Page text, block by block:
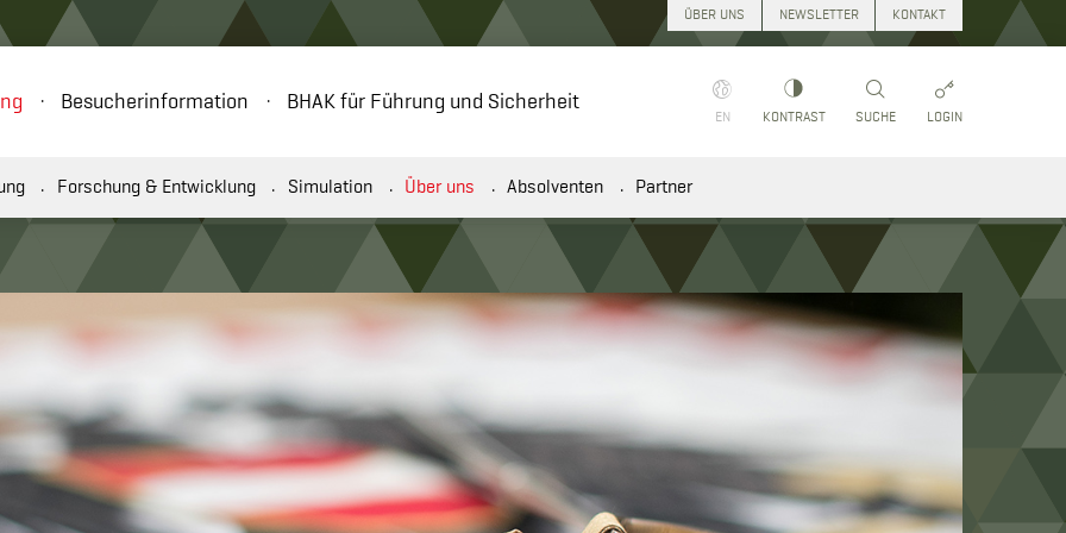
Besucherinformation BHAK für Führung und Sicherheit
EN KONTRAST SUCHE LOGIN
ÜBER UNS NEWSLETTER KONTAKT
Forschung & Entwicklung Simulation Über uns Absolventen Partner
Suchen